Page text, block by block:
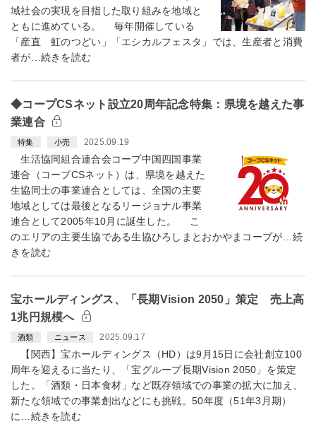
域社会の実現を目指した取り組みを地域と
ともに進めている。 毎年開催している
「産直 虹のつどい」「エシカルフェスタ」では、生産者と消費
者が…続きを読む
◆コープCSネット設立20周年記念特集：県境を越えた事
業連合
特集 小売 2025.09.19
生活協同組合連合会コープ中国四国事業
連合（コープCSネット）は、県境を越えた
生協同士の事業連合としては、全国の主要
地域としては最後となるリージョナル事業
連合として2005年10月に誕生した。 こ
のエリアの主要生協である生協ひろしまとおかやまコープが…続
きを読む
宝ホールディングス、「長期Vision 2050」策定 売上高
1兆円規模へ
酒類 ニュース 2025.09.17
【関西】宝ホールディングス（HD）は9月15日に会社創立100
周年を迎えるに当たり、「宝グループ長期Vision 2050」を策定
した。「酒類・日本食材」など既存領域での事業の拡大に加え、
新たな領域での事業創出などにも挑戦。50年度（51年3月期）
に…続きを読む